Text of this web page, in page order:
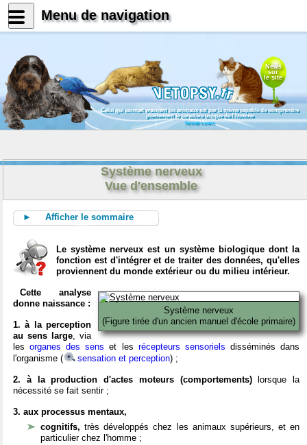
News
sur
le site
Celui qui connait vraiment les animaux est par là même capable de comprendre
pleinement le caractère unique de l'homme
Konrad Lorenz
Système nerveux
Vue d'ensemble
► Afficher le sommaire
Le système nerveux est un système biologique dont la
fonction est d'intégrer et de traiter des données, qu'elles
proviennent du monde extérieur ou du milieu intérieur.
Système nerveux
(Figure tirée d'un ancien manuel d'école primaire)
Cette analyse
donne naissance :
1. à la perception
au sens large, via
lesorganes des sens et les récepteurs sensoriels disséminés dans
l'organisme (
sensation et perception) ;
2. à la production d'actes moteurs (comportements)lorsque la
nécessité se fait sentir ;
3. aux processus mentaux,
cognitifs,très développés chez les animaux supérieurs, et en
particulier chez l'homme ;
Menu de navigation